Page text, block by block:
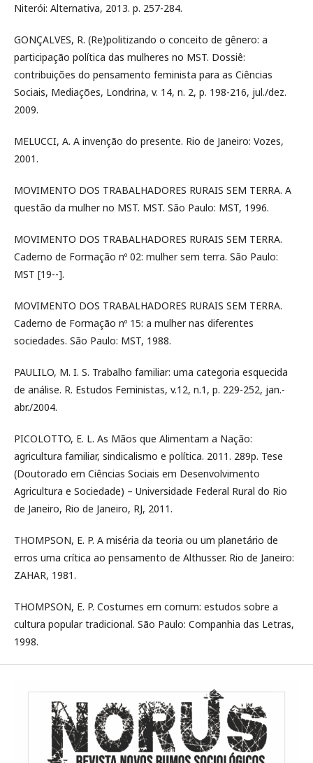
Niterói: Alternativa, 2013. p. 257-284.
GONÇALVES, R. (Re)politizando o conceito de gênero: a
participação política das mulheres no MST. Dossiê:
contribuições do pensamento feminista para as Ciências
Sociais, Mediações, Londrina, v. 14, n. 2, p. 198-216, jul./dez.
2009.
MELUCCI, A. A invenção do presente. Rio de Janeiro: Vozes,
2001.
MOVIMENTO DOS TRABALHADORES RURAIS SEM TERRA. A
questão da mulher no MST. MST. São Paulo: MST, 1996.
MOVIMENTO DOS TRABALHADORES RURAIS SEM TERRA.
Caderno de Formação nº 02: mulher sem terra. São Paulo:
MST [19--].
MOVIMENTO DOS TRABALHADORES RURAIS SEM TERRA.
Caderno de Formação nº 15: a mulher nas diferentes
sociedades. São Paulo: MST, 1988.
PAULILO, M. I. S. Trabalho familiar: uma categoria esquecida
de análise. R. Estudos Feministas, v.12, n.1, p. 229-252, jan.-
abr./2004.
PICOLOTTO, E. L. As Mãos que Alimentam a Nação:
agricultura familiar, sindicalismo e política. 2011. 289p. Tese
(Doutorado em Ciências Sociais em Desenvolvimento
Agricultura e Sociedade) – Universidade Federal Rural do Rio
de Janeiro, Rio de Janeiro, RJ, 2011.
THOMPSON, E. P. A miséria da teoria ou um planetário de
erros uma crítica ao pensamento de Althusser. Rio de Janeiro:
ZAHAR, 1981.
THOMPSON, E. P. Costumes em comum: estudos sobre a
cultura popular tradicional. São Paulo: Companhia das Letras,
1998.